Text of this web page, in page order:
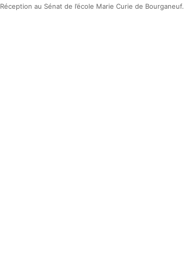
Réception au Sénat de l’école Marie Curie de Bourganeuf.